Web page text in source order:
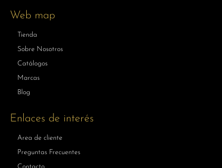
Web map
Tienda
Sobre Nosotros
Catálogos
Marcas
Blog
Enlaces de interés
Area de cliente
Preguntas Frecuentes